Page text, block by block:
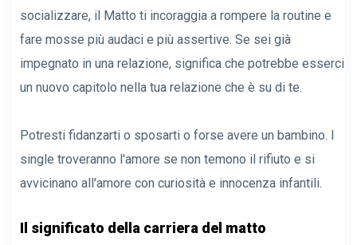
socializzare, il Matto ti incoraggia a rompere la routine e
fare mosse più audaci e più assertive. Se sei già
impegnato in una relazione, significa che potrebbe esserci
un nuovo capitolo nella tua relazione che è su di te.
Potresti fidanzarti o sposarti o forse avere un bambino. I
single troveranno l'amore se non temono il rifiuto e si
avvicinano all'amore con curiosità e innocenza infantili.
Il significato della carriera del matto